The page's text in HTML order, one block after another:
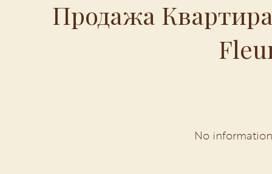
Продажа
No